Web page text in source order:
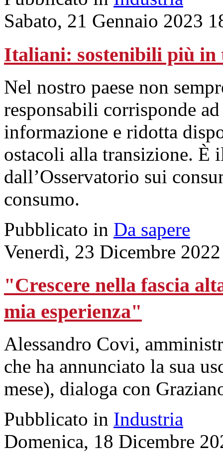
Sabato, 21 Gennaio 2023
Italiani: sostenibili più in
Nel nostro paese non
responsabili corrisponde
informazione e ridotta
ostacoli alla transizione. È
dall’Osservatorio sui
consumo.
Pubblicato in Da sapere
Venerdì, 23 Dicembre
"Crescere nella fascia
mia esperienza"
Alessandro Covi,
che ha annunciato la sua
mese), dialoga con
Pubblicato in Industria
Domenica, 18 Dicembre